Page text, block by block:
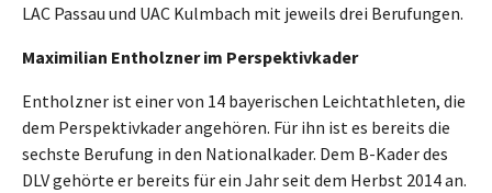
LAC Passau und UAC Kulmbach mit jeweils drei Berufungen.
Maximilian Entholzner im Perspektivkader
Entholzner ist einer von 14 bayerischen Leichtathleten, die
dem Perspektivkader angehören. Für ihn ist es bereits die
sechste Berufung in den Nationalkader. Dem B-Kader des
DLV gehörte er bereits für ein Jahr seit dem Herbst 2014 an.